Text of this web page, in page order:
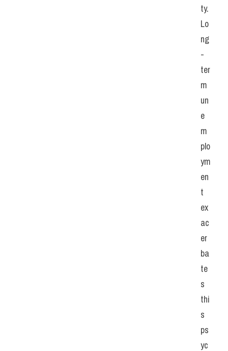
ty.
Lo
ng
-
ter
m
un
e
m
plo
ym
en
t
ex
ac
er
ba
te
s
thi
s
ps
yc